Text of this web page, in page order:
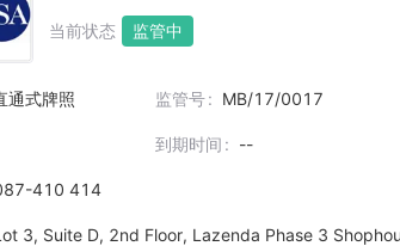
当前状态 监管中
通式牌照 监管号 MB/17/0017
到期时间 --
410 414
3, Suite D, 2nd Floor, Lazenda Phase 3